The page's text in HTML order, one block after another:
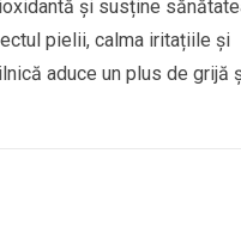
și susține
pielii, calma iritațiile și
aduce un plus de grijă